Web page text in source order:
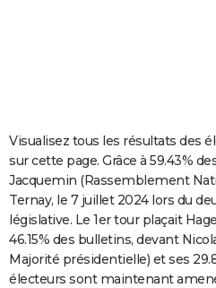
Carte de Noël
Carte Bonne année
Carte Saint-Valentin
Carte Pâques
Carte d'anniversaire
DICTIONNAIRE
Dictionnaire
Biographies
Citations
Expressions
Proverbes
PROGRAMME TV
COPAINS D'AVANT
S'inscrire
Se connecter
Lycées
Collèges
Primaires
Universités
Entreprises
Service militaire
Avis de recherche
AVIS DE DÉCÈS
Visualisez tous les résultats des
sur cette page. Grâce à 59.43%
Jacquemin (Rassemblement
Ternay, le 7 juillet 2024 lors du
législative. Le 1er tour plaçait
46.15% des bulletins, devant
Majorité présidentielle) et ses
électeurs sont maintenant